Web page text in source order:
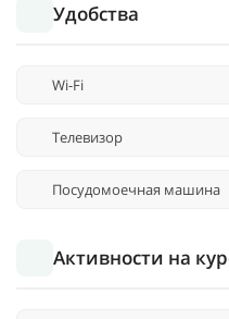
Удобства
Wi-Fi
Телевизор
Посудомоечная машина
Активности на